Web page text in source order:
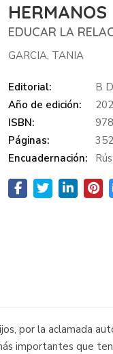
HERMANOS
EDUCAR LA
GARCIA, TANIA
Editorial:
B
Año de edición:
ISBN:
Páginas:
352
Encuadernación:
por la aclamada
importantes que